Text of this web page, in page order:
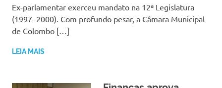
Ex-parlamentar exerceu mandato na 12ª Legislatura
(1997–2000). Com profundo pesar, a Câmara Municipal
de Colombo […]
LEIA MAIS